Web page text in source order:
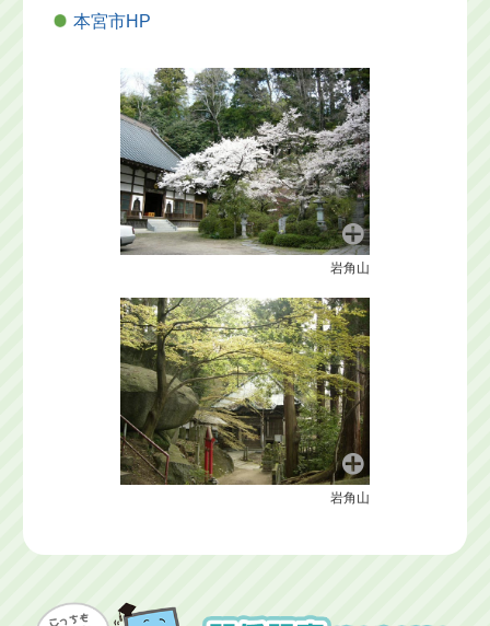
本宮市HP
岩角山
岩角山